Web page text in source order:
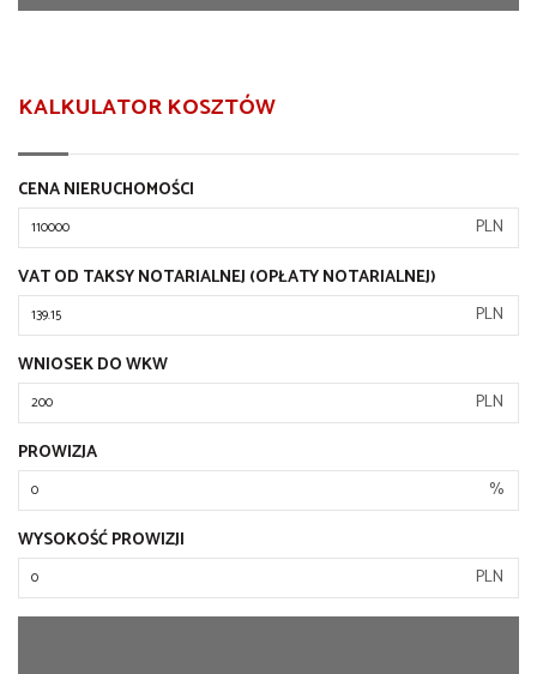
KALKULATOR KOSZTÓW
CENA NIERUCHOMOŚCI
PLN
VAT OD TAKSY NOTARIALNEJ (OPŁATY NOTARIALNEJ)
PLN
WNIOSEK DO WKW
PLN
PROWIZJA
%
WYSOKOŚĆ PROWIZJI
PLN